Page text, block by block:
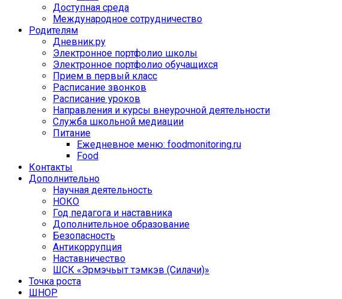
Доступная среда
Международное сотрудничество
Родителям
Дневник.ру
Электронное портфолио школы
Электронное портфолио обучащихся
Прием в первый класс
Расписание звонков
Расписание уроков
Направления и курсы внеурочной деятельности
Служба школьной медиации
Питание
Ежедневное меню: foodmonitoring.ru
Food
Контакты
Дополнительно
Научная деятельность
НОКО
Год педагога и наставника
Дополнительное образование
Безопасность
Антикоррупция
Наставничество
ШСК «Эрмэчьыт тэмкэв (Силачи)»
Точка роста
ШНОР